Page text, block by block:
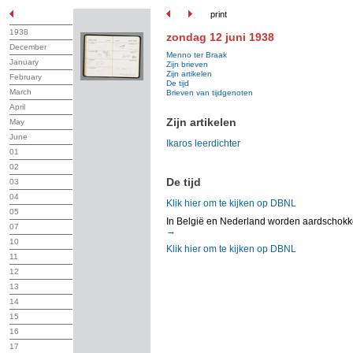
print
1938
December
January
February
March
April
May
June
01
02
03
04
05
07
10
11
12
13
14
15
16
17
zondag 12 juni 1938
Menno ter Braak
Zijn brieven
Zijn artikelen
De tijd
Brieven van tijdgenoten
Zijn artikelen
Ikaros leerdichter
De tijd
Klik hier om te kijken op DBNL
In België en Nederland worden
→
Klik hier om te kijken op DBNL